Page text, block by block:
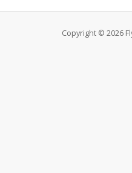
Copyright © 2026